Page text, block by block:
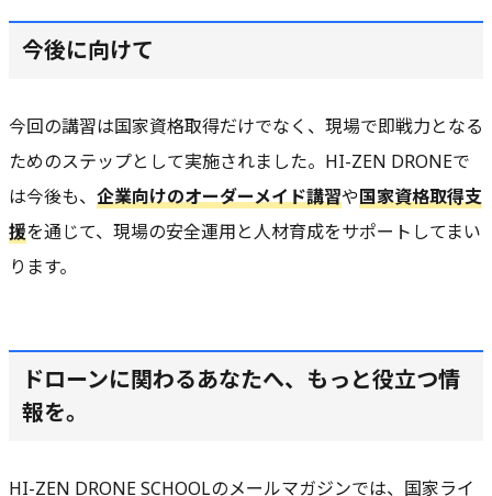
今後に向けて
今回の講習は国家資格取得だけでなく、現場で即戦力となる
ためのステップとして実施されました。HI-ZEN DRONEで
は今後も、 企業向けのオーダーメイド講習や国家資格取得支
援を通じて、現場の安全運用と人材育成をサポートしてまい
ります。
ドローンに関わるあなたへ、もっと役立つ情
報を。
HI-ZEN DRONE SCHOOLのメールマガジンでは、国家ライ